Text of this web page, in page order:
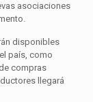
asociaciones
disponibles
país, como
compras
llegará